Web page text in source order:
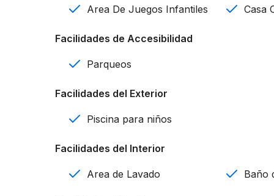
Cocina equipada con electrodomésticos
Sala
Área de lavado
A 8 minutos de Downtown Punta Cana
A 10 minutos del Aeropuerto de Punta Cana
Casa Club
Area De Juegos Infantiles
Casa
Facilidades de Accesibilidad
Parqueos
Facilidades del Exterior
Piscina para niños
Facilidades del Interior
Area de Lavado Baño